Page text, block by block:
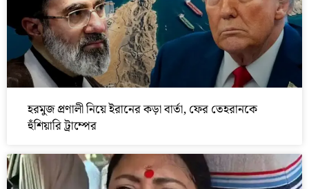
হরমুজ প্রণালী নিয়ে ইরানের কড়া বার্তা, ফের তেহরানকে
হুঁশিয়ারি ট্রাম্পের